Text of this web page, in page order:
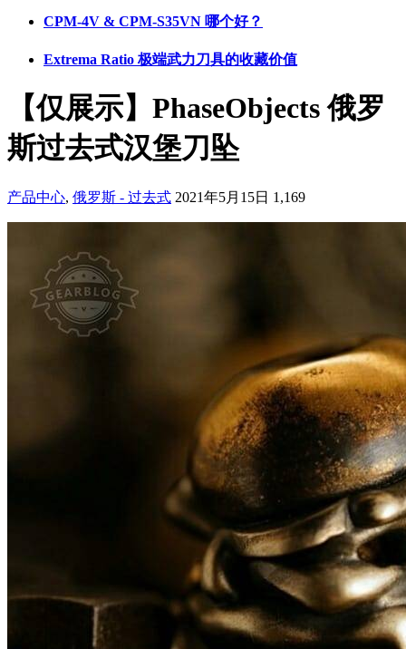
CPM-4V & CPM-S35VN 哪个好？
Extrema Ratio 极端武力刀具的收藏价值
【仅展示】PhaseObjects 俄罗
斯过去式汉堡刀坠
产品中心, 俄罗斯 - 过去式 2021年5月15日 1,169